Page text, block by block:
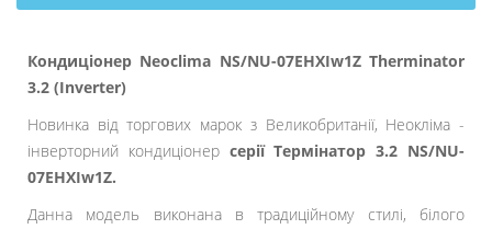
Кондиціонер Neoclima NS/NU-07EHXIw1Z Therminator
3.2 (Inverter)
Новинка від торгових марок з Великобританії, Неокліма -
інверторний кондиціонер серії Термінатор 3.2 NS/NU-
07EHXIw1Z.
Данна модель виконана в традиційному стилі, білого